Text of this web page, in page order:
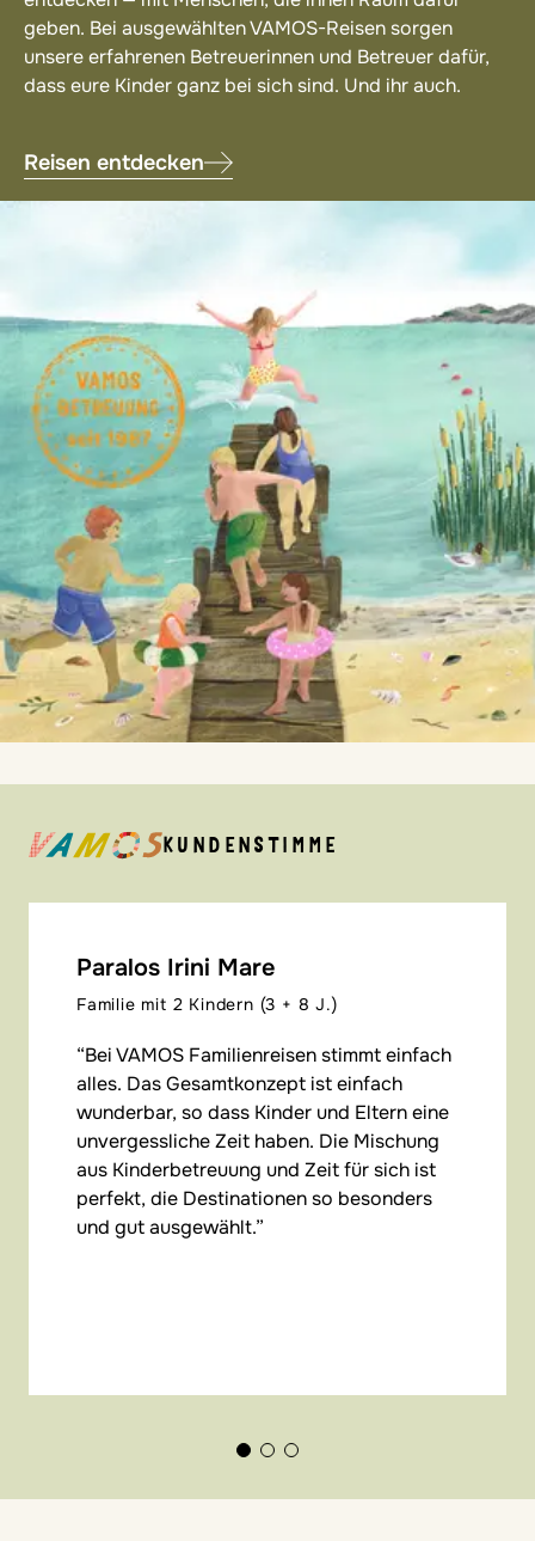
geben. Bei ausgewählten VAMOS-Reisen sorgen
unsere erfahrenen Betreuerinnen und Betreuer dafür,
dass eure Kinder ganz bei sich sind. Und ihr auch.
Reisen entdecken
KUNDENSTIMME
Paralos Irini Mare
Familie mit 2 Kindern (3 + 8 J.)
Bei VAMOS Familienreisen stimmt einfach
alles. Das Gesamtkonzept ist einfach
wunderbar, so dass Kinder und Eltern eine
unvergessliche Zeit haben. Die Mischung
aus Kinderbetreuung und Zeit für sich ist
perfekt, die Destinationen so besonders
und gut ausgewählt.